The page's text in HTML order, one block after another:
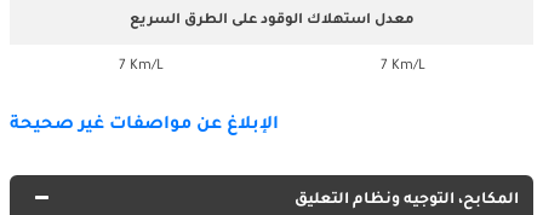
معدل استهلاك الوقود على الطرق السريع
7 Km/L
7 Km/L
الإبلاغ عن مواصفات غير صحيحة
المكابح، التوجيه ونظام التعليق